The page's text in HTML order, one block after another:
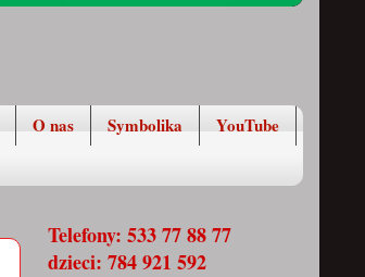
O nas Symbolika
YouTube
Telefony: 533 77 88 77
dzieci: 784 921 592